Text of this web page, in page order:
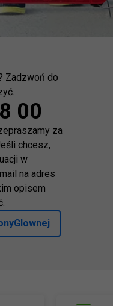
Zadzwoń do
00
za
chcesz,
w
na adres
opisem